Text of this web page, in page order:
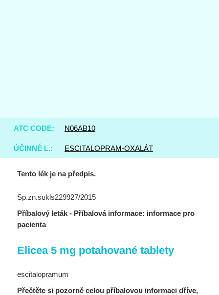
ATC CODE: N06AB10
ÚČINNÉ L.: ESCITALOPRAM-OXALÁT
Tento lék je na předpis.
Sp.zn.sukls229927/2015
Příbalový leták - Příbalová informace: informace pro
pacienta
Elicea 5 mg potahované tablety
escitalopramum
Přečtěte si pozorně celou příbalovou informaci dříve,